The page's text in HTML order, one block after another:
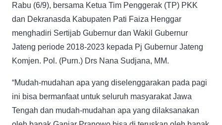
Rabu (6/9), bersama Ketua Tim Penggerak (TP) PKK
dan Dekranasda Kabupaten Pati Faiza Henggar
menghadiri Sertijab Gubernur dan Wakil Gubernur
Jateng periode 2018-2023 kepada Pj Gubernur Jateng
Komjen. Pol. (Purn.) Drs Nana Sudjana, MM.
“Mudah-mudahan apa yang diselenggarakan pada pagi
ini bisa bermanfaat untuk seluruh masyarakat Jawa
Tengah dan mudah-mudahan apa yang dilaksanakan